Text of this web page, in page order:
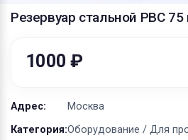
Резервуар стальной РВС
1000 ₽
Адрес:
Москва
Категория:Оборудование / Для
Хобби и отдых
Материалы